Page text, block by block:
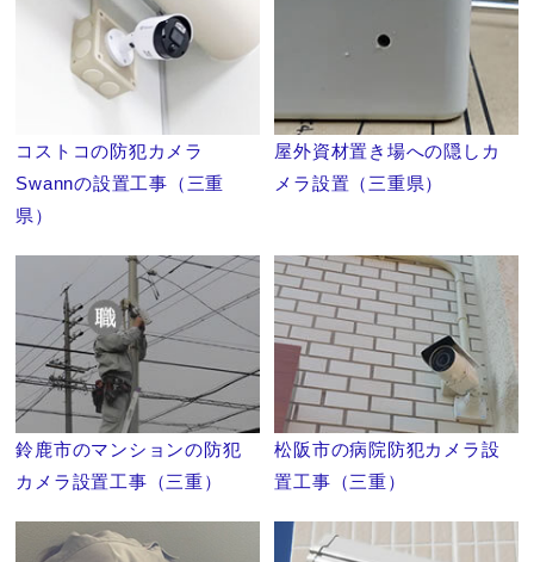
コストコの防犯カメラ
Swannの設置工事（三重
県）
屋外資材置き場への隠しカ
メラ設置（三重県）
鈴鹿市のマンションの防犯
カメラ設置工事（三重）
松阪市の病院防犯カメラ設
置工事（三重）